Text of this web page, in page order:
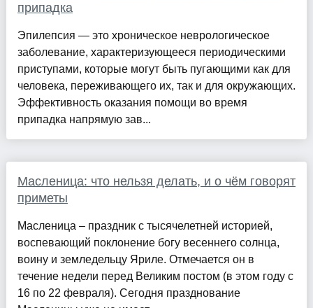
припадка
Эпилепсия — это хроническое неврологическое
заболевание, характеризующееся периодическими
приступами, которые могут быть пугающими как для
человека, переживающего их, так и для окружающих.
Эффективность оказания помощи во время
припадка напрямую зав...
Масленица: что нельзя делать, и о чём говорят
приметы
Масленица – праздник с тысячелетней историей,
воспевающий поклонение богу весеннего солнца,
воину и земледельцу Яриле. Отмечается он в
течение недели перед Великим постом (в этом году с
16 по 22 февраля). Сегодня празднование